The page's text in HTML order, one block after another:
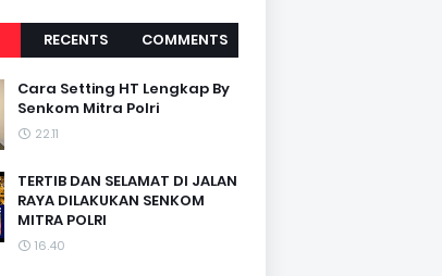
RECENTS COMMENTS
Cara Setting HT Lengkap By
Senkom Mitra Polri
22.11
TERTIB DAN SELAMAT DI JALAN
RAYA DILAKUKAN SENKOM
MITRA POLRI
16.40